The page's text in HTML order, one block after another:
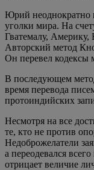
Юрий неоднократно
уголки мира. На
Гватемалу,
Авторский метод
Он перевел кодексы
В последующем
время перевода
протоиндийских
Несмотря на все
те, кто не против
Недоброжелатели
а переодевался
отрицает величие